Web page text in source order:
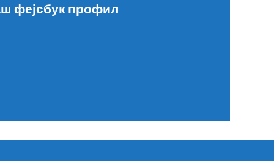
фејсбук профил